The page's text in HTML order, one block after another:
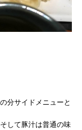
分サイドメニューと
して豚汁は普通の味